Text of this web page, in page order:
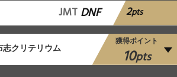
JMT DNF 2pts
クリテリウム
獲得ポイント
10pts